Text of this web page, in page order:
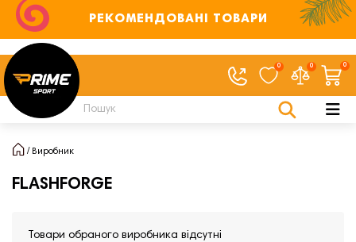
РЕКОМЕНДОВАНІ ТОВАРИ
0 0 0
Виробник
FLASHFORGE
Товари обраного виробника відсутні